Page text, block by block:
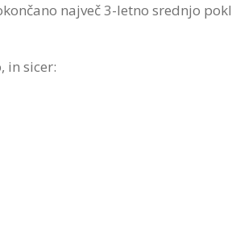
največ 3-letno srednjo
in sicer: